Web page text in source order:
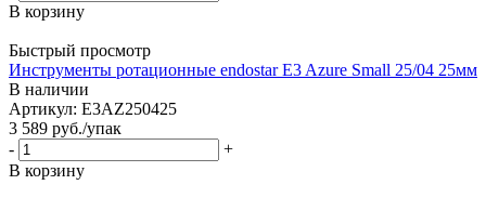
В корзину
Быстрый просмотр
Инструменты ротационные endostar E3 Azure Small 25/04 25мм
В наличии
Артикул: E3AZ250425
3 589 руб./упак
-
+
В корзину